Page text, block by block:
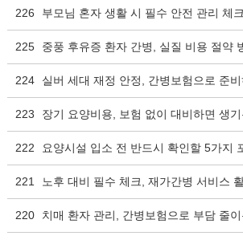
226 부모님 혼자 생활 시 필수 안전 관리 체
225 중풍 후유증 환자 간병, 실질 비용 절약
224 실버 세대 재정 안정, 간병보험으로 준비
223 장기 요양비용, 보험 없이 대비하면 생기
222 요양시설 입소 전 반드시 확인할 5가지
221 노후 대비 필수 체크, 재가간병 서비스
220 치매 환자 관리, 간병보험으로 부담 줄이